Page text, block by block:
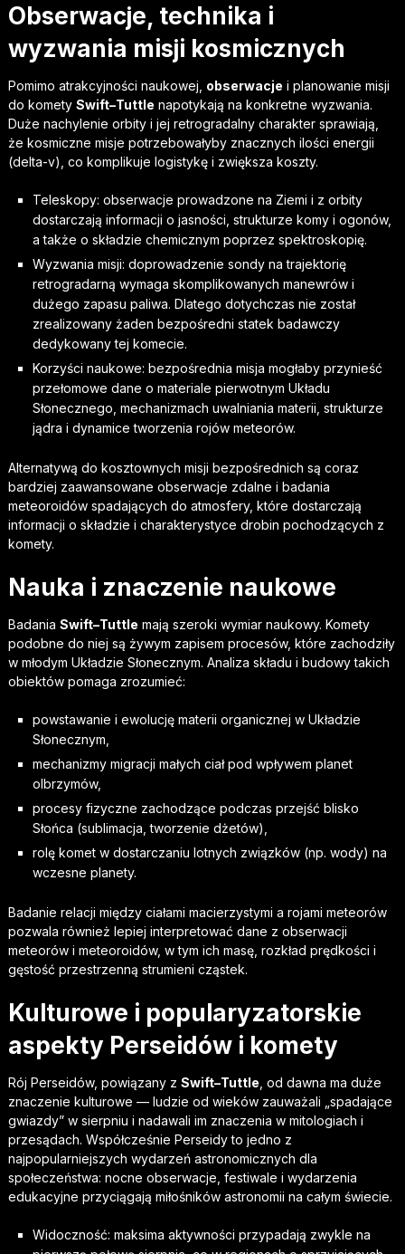
Obserwacje, technika i
wyzwania misji kosmicznych
Pomimo atrakcyjności naukowej, obserwacje i planowanie misji
do komety Swift–Tuttle napotykają na konkretne wyzwania.
Duże nachylenie orbity i jej retrogradalny charakter sprawiają,
że kosmiczne misje potrzebowałyby znacznych ilości energii
(delta-v), co komplikuje logistykę i zwiększa koszty.
Teleskopy: obserwacje prowadzone na Ziemi i z orbity
dostarczają informacji o jasności, strukturze komy i ogonów,
a także o składzie chemicznym poprzez spektroskopię.
Wyzwania misji: doprowadzenie sondy na trajektorię
retrogradarną wymaga skomplikowanych manewrów i
dużego zapasu paliwa. Dlatego dotychczas nie został
zrealizowany żaden bezpośredni statek badawczy
dedykowany tej komecie.
Korzyści naukowe: bezpośrednia misja mogłaby przynieść
przełomowe dane o materiale pierwotnym Układu
Słonecznego, mechanizmach uwalniania materii, strukturze
jądra i dynamice tworzenia rojów meteorów.
Alternatywą do kosztownych misji bezpośrednich są coraz
bardziej zaawansowane obserwacje zdalne i badania
meteoroidów spadających do atmosfery, które dostarczają
informacji o składzie i charakterystyce drobin pochodzących z
komety.
Nauka i znaczenie naukowe
Badania Swift–Tuttle mają szeroki wymiar naukowy. Komety
podobne do niej są żywym zapisem procesów, które zachodziły
w młodym Układzie Słonecznym. Analiza składu i budowy takich
obiektów pomaga zrozumieć:
powstawanie i ewolucję materii organicznej w Układzie
Słonecznym,
mechanizmy migracji małych ciał pod wpływem planet
olbrzymów,
procesy fizyczne zachodzące podczas przejść blisko
Słońca (sublimacja, tworzenie dżetów),
rolę komet w dostarczaniu lotnych związków (np. wody) na
wczesne planety.
Badanie relacji między ciałami macierzystymi a rojami meteorów
pozwala również lepiej interpretować dane z obserwacji
meteorów i meteoroidów, w tym ich masę, rozkład prędkości i
gęstość przestrzenną strumieni cząstek.
Kulturowe i popularyzatorskie
aspekty Perseidów i komety
Rój Perseidów, powiązany z Swift–Tuttle , od dawna ma duże
znaczenie kulturowe — ludzie od wieków zauważali „spadające
gwiazdy” w sierpniu i nadawali im znaczenia w mitologiach i
przesądach. Współcześnie Perseidy to jedno z
najpopularniejszych wydarzeń astronomicznych dla
społeczeństwa: nocne obserwacje, festiwale i wydarzenia
edukacyjne przyciągają miłośników astronomii na całym świecie.
Widoczność: maksima aktywności przypadają zwykle na